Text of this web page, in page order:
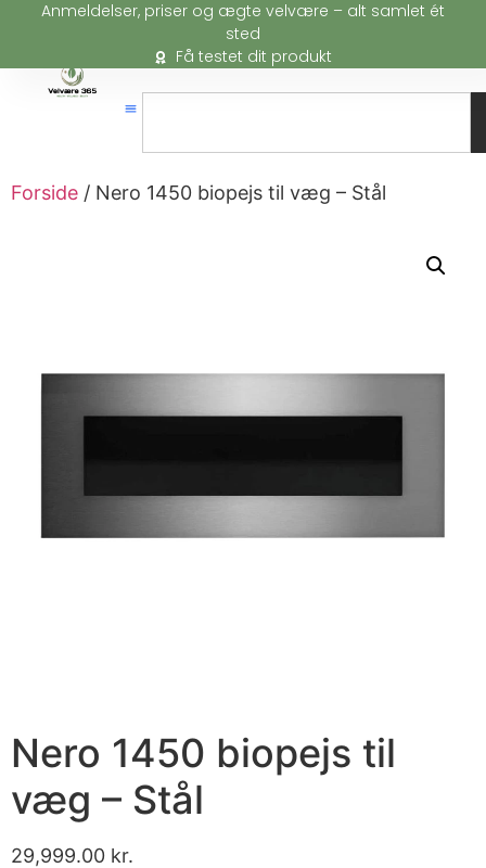
Anmeldelser, priser og ægte velvære – alt samlet ét
sted
Få testet dit produkt
Forside / Nero 1450 biopejs til væg – Stål
Nero 1450 biopejs til
væg – Stål
29,999.00 kr.